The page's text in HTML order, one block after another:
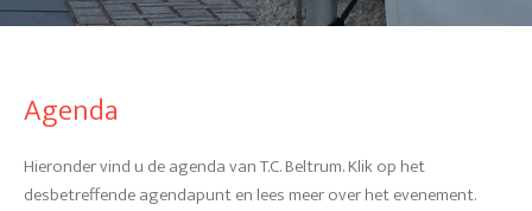
Agenda
Hieronder vind u de agenda van T.C. Beltrum. Klik op het
desbetreffende agendapunt en lees meer over het evenement.